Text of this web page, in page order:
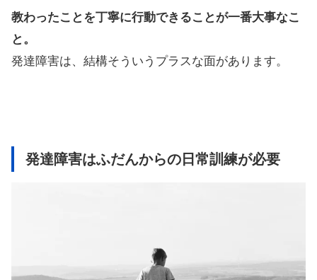
教わったことを丁寧に行動できることが一番大事なこ
と。
発達障害は、結構そういうプラスな面があります。
発達障害はふだんからの日常訓練が必要